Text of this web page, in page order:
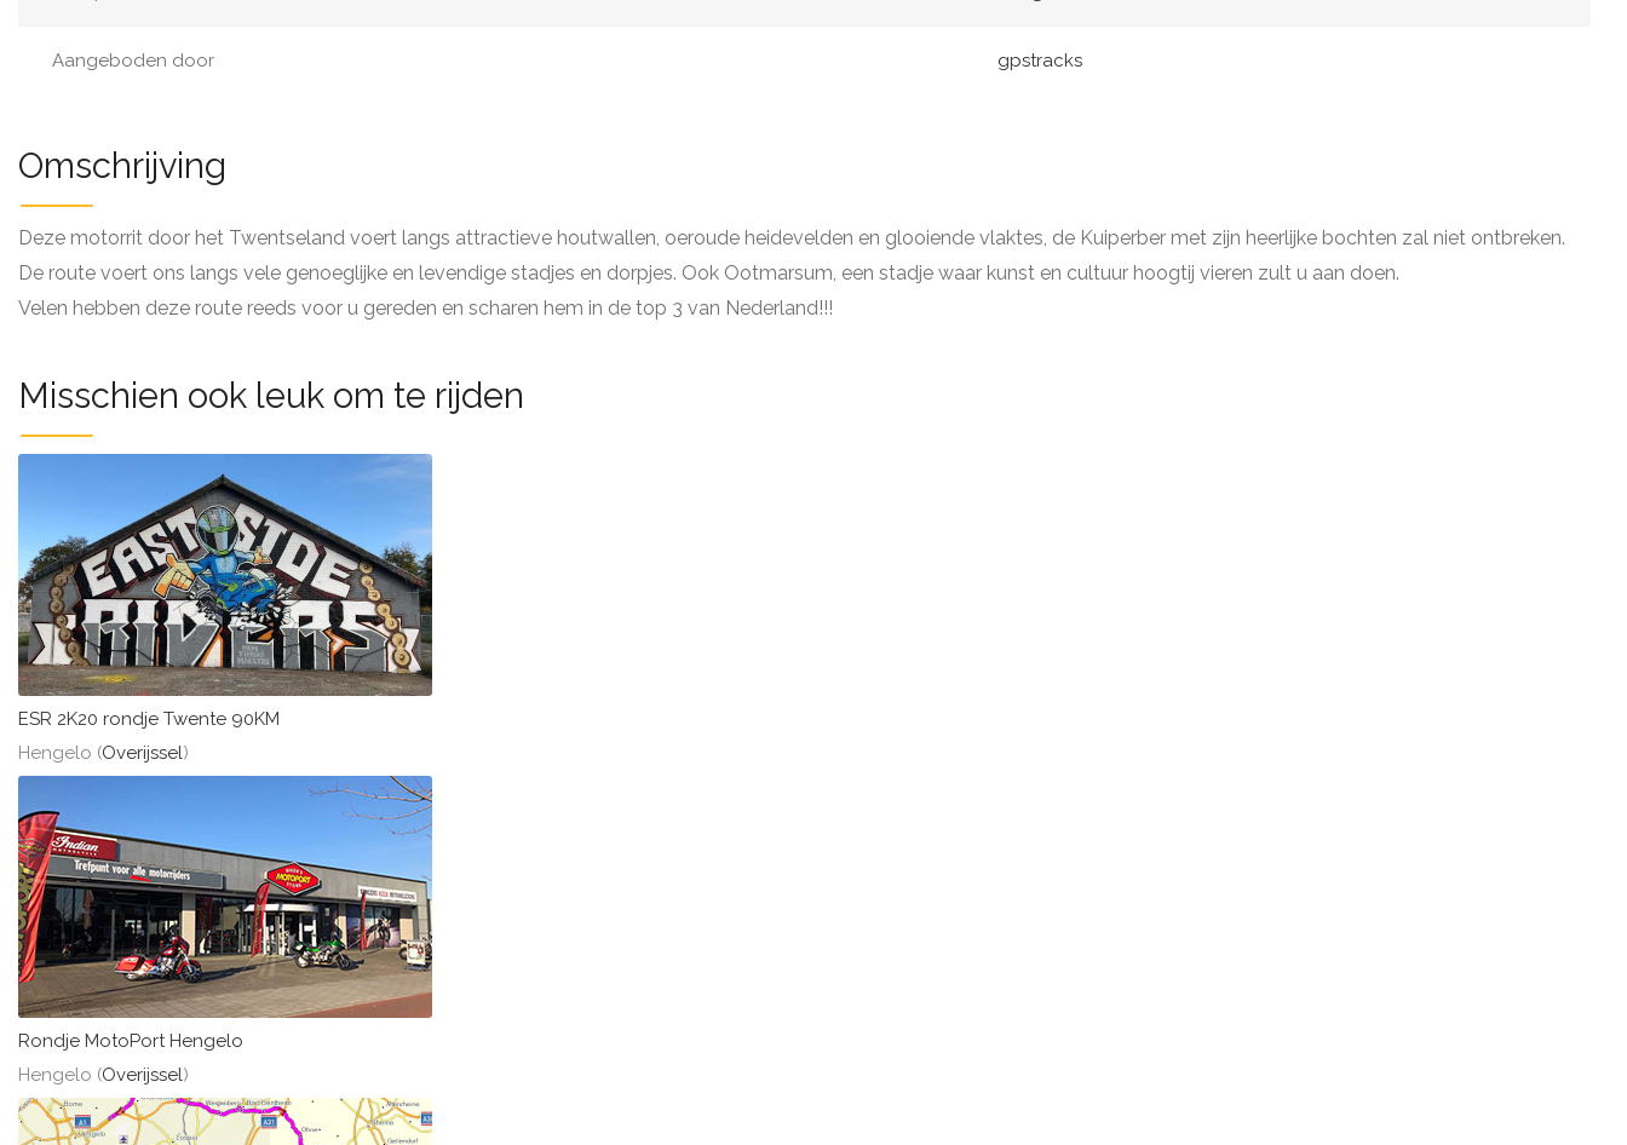
Aangeboden door gpstracks
Omschrijving
Deze motorrit door het Twentseland voert langs attractieve houtwallen, oeroude heidevelden en glooiende vlaktes, de Kuiperber met zijn heerlijke bochten zal niet ontbreken.
De route voert ons langs vele genoeglijke en levendige stadjes en dorpjes. Ook Ootmarsum, een stadje waar kunst en cultuur hoogtij vieren zult u aan doen.
Velen hebben deze route reeds voor u gereden en scharen hem in de top 3 van Nederland!!!
Misschien ook leuk om te rijden
ESR 2K20 rondje Twente 90KM
Hengelo (Overijssel)
Rondje MotoPort Hengelo
Hengelo (Overijssel)